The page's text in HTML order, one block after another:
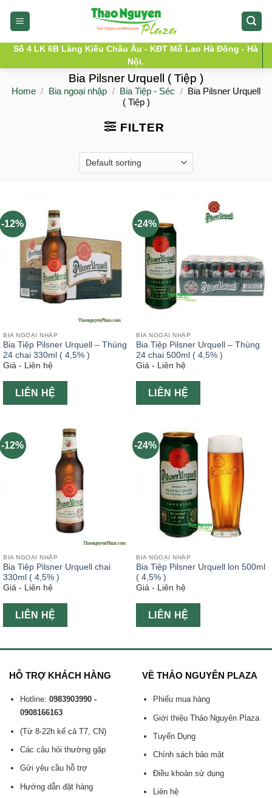
Số 4 LK 6B Làng Kiều Châu Âu - KĐT Mỗ Lao Hà Đông - Hà
Nội.
Bia Pilsner Urquell ( Tiệp )
Home / Bia ngoại nhập / Bia Tiệp - Séc / Bia Pilsner Urquell
( Tiệp )
FILTER
-12%
BIA NGOẠI NHẬP
Bia Tiệp Pilsner Urquell – Thùng
24 chai 330ml ( 4,5% )
Giá - Liên hệ
LIÊN HỆ
-24%
BIA NGOẠI NHẬP
Bia Tiệp Pilsner Urquell – Thùng
24 chai 500ml ( 4,5% )
Giá - Liên hệ
LIÊN HỆ
-12%
BIA NGOẠI NHẬP
Bia Tiệp Pilsner Urquell chai
330ml ( 4,5% )
Giá - Liên hệ
LIÊN HỆ
-24%
BIA NGOẠI NHẬP
Bia Tiệp Pilsner Urquell lon 500ml
( 4,5% )
Giá - Liên hệ
LIÊN HỆ
HỖ TRỢ KHÁCH HÀNG
Hotline: 0983903990 -
0908166163
(Từ 8-22h kể cả T7, CN)
Các câu hỏi thường gặp
Gửi yêu cầu hỗ trợ
Hướng dẫn đặt hàng
VỀ THẢO NGUYÊN PLAZA
Phiếu mua hàng
Giới thiệu Thảo Nguyên Plaza
Tuyển Dụng
Chính sách bảo mật
Điều khoản sử dụng
Liên hệ